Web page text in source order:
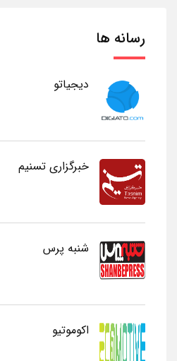
رسانه ها
دیجیاتو
خبرگزاری تسنیم
شنبه پرس
اکوموتیو